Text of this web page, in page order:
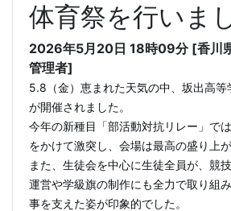
体育祭を行いま
2026年5月20日 18時09分 [香川
管理者]
5.8（金）恵まれた天気の中、坂出高
が開催されました。
今年の新種目「部活動対抗リレー」で
をかけて激突し、会場は最高の盛り上
また、生徒会を中心に生徒全員が、競
運営や学級旗の制作にも全力で取り組
事を支えた姿が印象的でした。